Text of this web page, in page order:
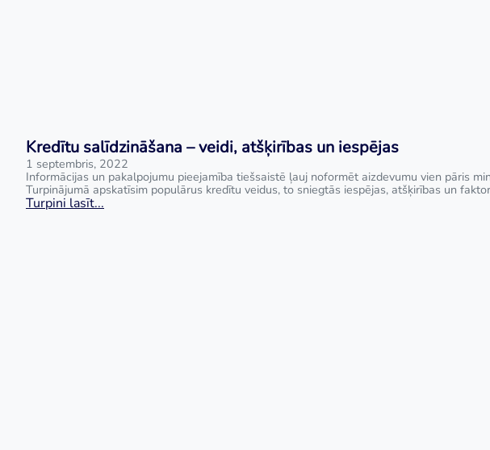
Kredītu salīdzināšana – veidi, atšķirības un iespējas
1 septembris, 2022
Informācijas un pakalpojumu pieejamība tiešsaistē ļauj noformēt aizdevumu vien pāris
Turpinājumā apskatīsim populārus kredītu veidus, to sniegtās iespējas, atšķirības un
Turpini lasīt...